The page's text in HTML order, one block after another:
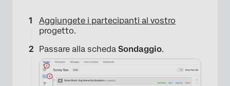
Aggiungete i partecipanti al vostro
progetto.
Passare alla scheda Sondaggio.